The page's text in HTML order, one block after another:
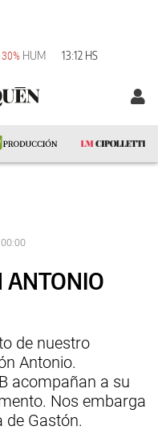
30% HUM 13:12 HS
00:00
ANTONIO
de nuestro
Antonio.
acompañan a su
Nos embarga
de Gastón.